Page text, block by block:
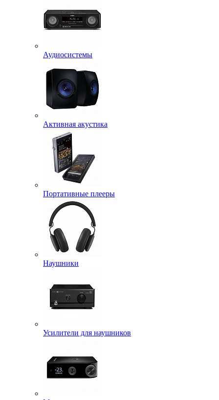
Аудиосистемы
Активная акустика
Портативные плееры
Наушники
Усилители для наушников